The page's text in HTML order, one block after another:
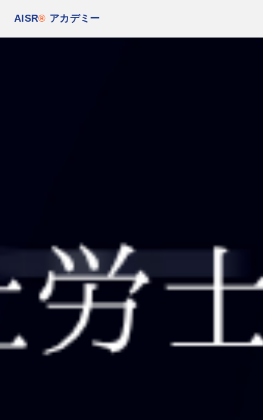
AISR® アカデミー